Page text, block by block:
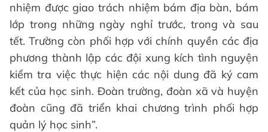
nhiệm được giao trách nhiệm bám địa bàn, bám
lớp trong những ngày nghỉ trước, trong và sau
tết. Trường còn phối hợp với chính quyền các địa
phương thành lập các đội xung kích tình nguyện
kiểm tra việc thực hiện các nội dung đã ký cam
kết của học sinh. Đoàn trường, đoàn xã và huyện
đoàn cũng đã triển khai chương trình phối hợp
quản lý học sinh”.